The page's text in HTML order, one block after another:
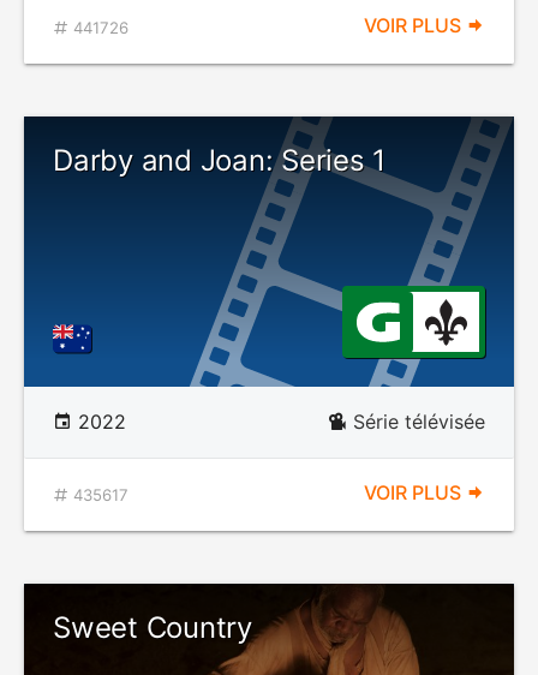
441726 VOIR PLUS
Darby and Joan: Series 1
2022 Série télévisée
435617 VOIR PLUS
Sweet Country